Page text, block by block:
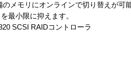
メモリにオンラインで切り替えが可
最小限に抑えます。
SCSI RAIDコントローラ